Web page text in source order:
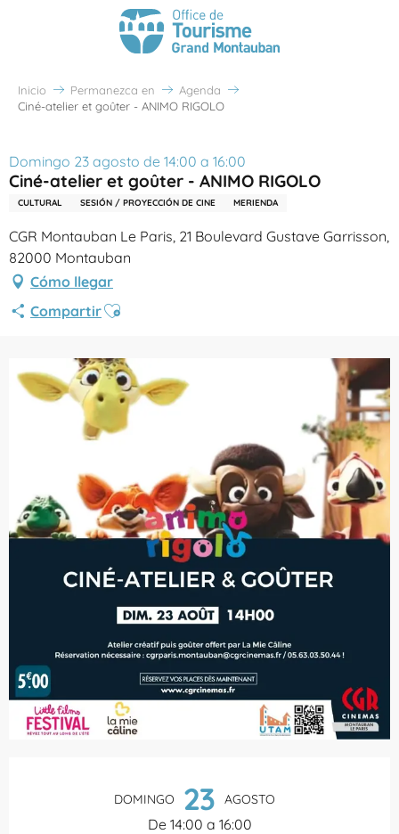
Inicio Permanezca en
Agenda
Ciné-atelier et goûter - ANIMO RIGOLO
Domingo 23 agosto de 14:00 a 16:00
Ciné-atelier et goûter - ANIMO RIGOLO
CULTURAL SESIÓN / PROYECCIÓN DE CINE MERIENDA
CGR Montauban Le Paris, 21 Boulevard Gustave Garrisson,
82000 Montauban
Cómo llegar
CompartirAjouter aux favoris
DOMINGO 23 AGOSTO
De 14:00 a 16:00